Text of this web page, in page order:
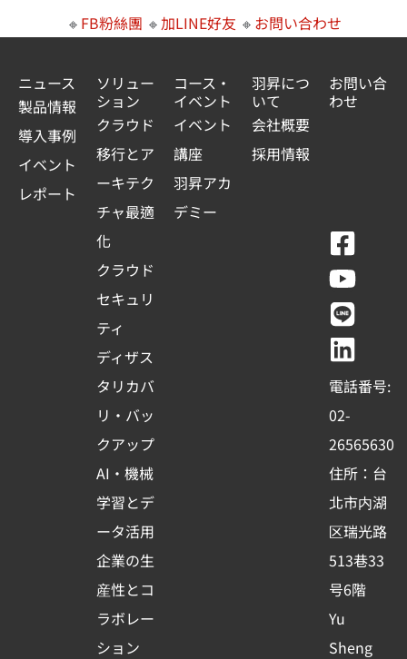
🔸 FB粉絲團 🔸加LINE好友 🔸 お問い合わせ
ニュース
製品情報
導入事例
イベント
レポート
ソリュー
ション
クラウド
移行とア
ーキテク
チャ最適
化
クラウド
セキュリ
ティ
ディザス
タリカバ
リ・バッ
クアップ
AI・機械
学習とデ
ータ活用
企業の生
産性とコ
ラボレー
ション
コース・
イベント
イベント
講座
羽昇アカ
デミー
羽昇につ
いて
会社概要
採用情報
お問い合
わせ
F
a
c
e
b
o
o
k
-
s
q
u
a
r
e
Y
o
u
t
u
b
e
L
i
n
e
L
i
n
k
e
d
i
n
電話番号:
02-
26565630
住所：台
北市内湖
区瑞光路
513巷33
号6階
Yu
Sheng